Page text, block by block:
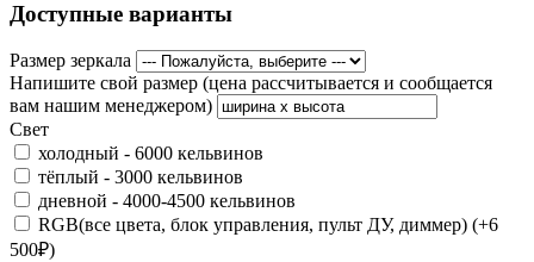
Доступные варианты
Размер зеркала
Напишите свой размер (цена рассчитывается и сообщается
вам нашим менеджером)
Свет
холодный - 6000 кельвинов
тёплый - 3000 кельвинов
дневной - 4000-4500 кельвинов
RGB(все цвета, блок управления, пульт ДУ, диммер) (+6
500₽)